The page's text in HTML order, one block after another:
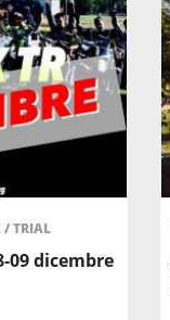
/TRIAL
09 dicembre